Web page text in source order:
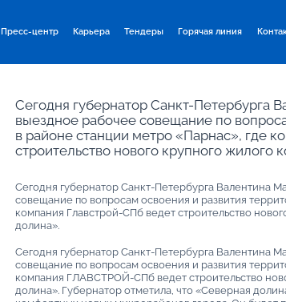
Пресс-центр Карьера Тендеры Горячая линия
Сегодня губернатор Санкт-Петербурга
выездное рабочее совещание по
в районе станции метро «Парнас», где
строительство нового крупного жилого
Сегодня губернатор Санкт-Петербурга Валентина
совещание по вопросам освоения и развития
компания Главстрой-СПб ведет строительство
долина».
Сегодня губернатор Санкт-Петербурга Валентина
совещание по вопросам освоения и развития
компания ГЛАВСТРОЙ-СПб ведет строительство
долина». Губернатор отметила, что «Северная